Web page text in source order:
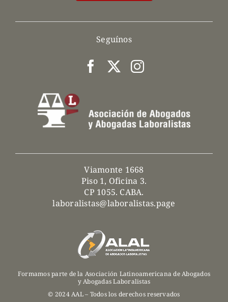
Viamonte 1668
Piso 1, Oficina 3.
CP 1055. CABA.
laboralistas@laboralistas.page
Seguínos
Formamos parte de la Asociación Latinoamericana de Abogados
y Abogadas Laboralistas
© 2024 AAL – Todos los derechos reservados